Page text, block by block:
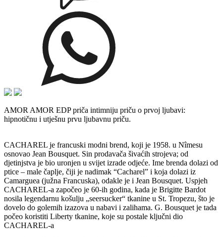
AMOR AMOR EDP priča intimniju priču o prvoj ljubavi:
hipnotičnu i utješnu prvu ljubavnu priču.
CACHAREL je francuski modni brend, koji je 1958. u Nîmesu
osnovao Jean Bousquet. Sin prodavača šivaćih strojeva; od
djetinjstva je bio uronjen u svijet izrade odjeće. Ime brenda dolazi od
ptice – male čaplje, čiji je nadimak “Cacharel” i koja dolazi iz
Camarguea (južna Francuska), odakle je i Jean Bousquet. Uspjeh
CACHAREL-a započeo je 60-ih godina, kada je Brigitte Bardot
nosila legendarnu košulju „seersucker“ tkanine u St. Tropezu, što je
dovelo do golemih izazova u nabavi i zalihama. G. Bousquet je tada
počeo koristiti Liberty tkanine, koje su postale ključni dio
CACHAREL-a